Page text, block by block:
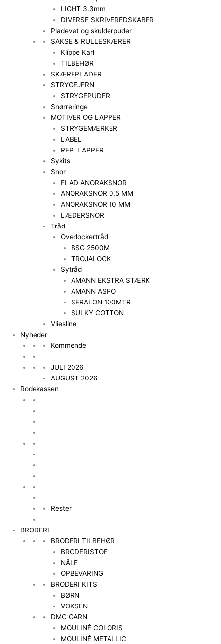
LIGHT 3.3mm
DIVERSE SKRIVEREDSKABER
Pladevat og skulderpuder
SAKSE & RULLESKÆRER
Klippe Karl
TILBEHØR
SKÆREPLADER
STRYGEJERN
STRYGEPUDER
Snørreringe
MOTIVER OG LAPPER
STRYGEMÆRKER
LABEL
REP. LAPPER
Sykits
Snor
FLAD ANORAKSNOR
ANORAKSNOR 0,5 MM
ANORAKSNOR 10 MM
LÆDERSNOR
Tråd
Overlockertråd
BSG 2500M
TROJALOCK
Sytråd
AMANN EKSTRA STÆRK
AMANN ASPO
SERALON 100MTR
SULKY COTTON
Vliesline
Nyheder
Kommende
JULI 2026
AUGUST 2026
Rodekassen
Rester
BRODERI
BRODERI TILBEHØR
BRODERISTOF
NÅLE
OPBEVARING
BRODERI KITS
BØRN
VOKSEN
DMC GARN
MOULINÉ COLORIS
MOULINÉ METALLIC